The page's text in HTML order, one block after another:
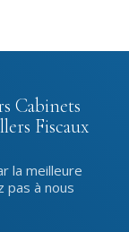
Cabinets
Fiscaux
la meilleure
pas à nous